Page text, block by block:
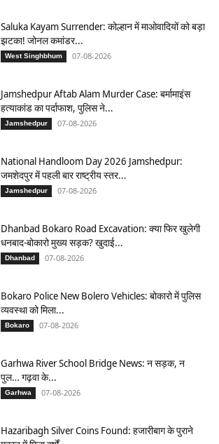
Saluka Kayam Surrender: कोल्हान में माओवादियों को बड़ा
झटका! जोनल कमांडर...
West Singhbhum 07-08-2026
Jamshedpur Aftab Alam Murder Case: बर्मामाइंस
हत्याकांड का पर्दाफाश, पुलिस ने...
Jamshedpur 07-08-2026
National Handloom Day 2026 Jamshedpur:
जमशेदपुर में पहली बार राष्ट्रीय स्तर...
Jamshedpur 07-08-2026
Dhanbad Bokaro Road Excavation: क्या फिर खुलेगी
धनबाद-बोकारो मुख्य सड़क? खुदाई...
Dhanbad 07-08-2026
Bokaro Police New Bolero Vehicles: बोकारो में पुलिस
व्यवस्था को मिला...
Bokaro 07-08-2026
Garhwa River School Bridge News: न सड़क, न
पुल… गढ़वा के...
Garhwa 07-08-2026
Hazaribagh Silver Coins Found: हजारीबाग के पुराने